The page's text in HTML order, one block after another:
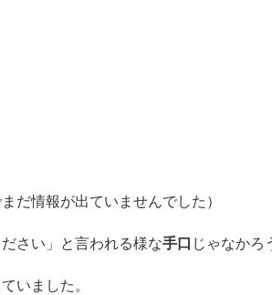
だ情報が出ていませんでした）
さい」と言われる様な手口 じゃなかろ
いました。